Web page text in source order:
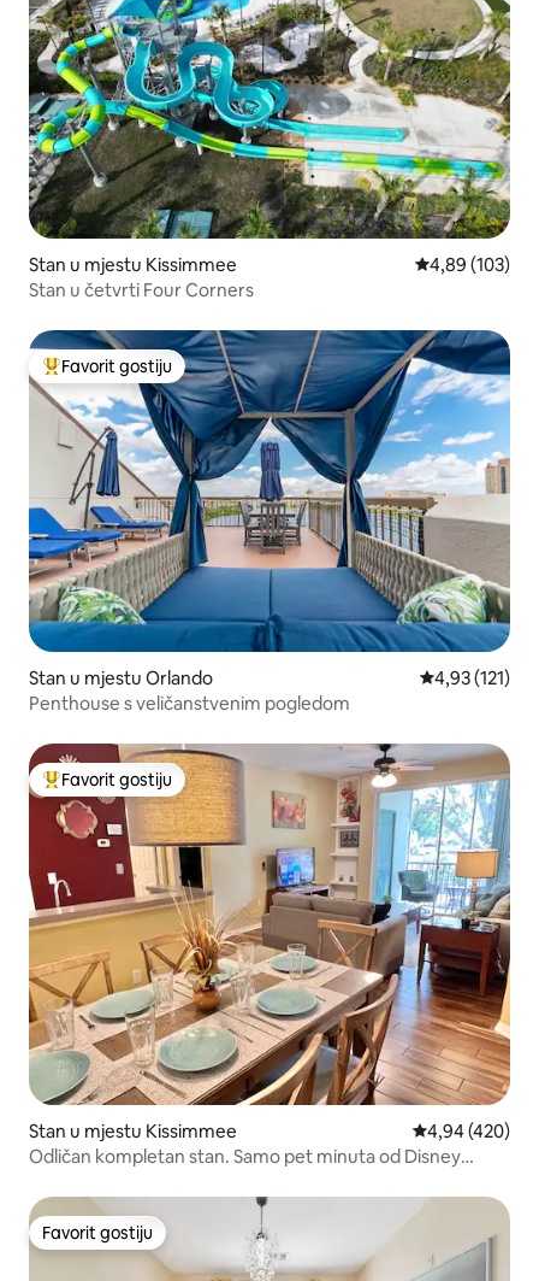
Stan u mjestu Kissimmee Prosječna
4,89 (103)
Stan u četvrti Four Corners
Glavni favorit gostiju
Favorit gostiju
Stan u mjestu Orlando Prosječna
4,93 (121)
Penthouse s veličanstvenim pogledom
Glavni favorit gostiju
Favorit gostiju
Stan u mjestu Kissimmee Prosječna
4,94 (420)
Odličan kompletan stan. Samo pet minuta od Disney
Favorit gostiju
Favorit gostiju